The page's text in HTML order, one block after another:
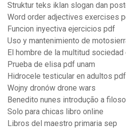
Struktur teks iklan slogan dan
Word order adjectives exercises
Funcion inyectiva ejercicios pdf
Uso y mantenimiento de
El hombre de la multitud sociedad
Prueba de elisa pdf unam
Hidrocele testicular en adultos pdf
Wojny dronów drone wars
Benedito nunes introdução a
Solo para chicas libro online
Libros del maestro primaria sep